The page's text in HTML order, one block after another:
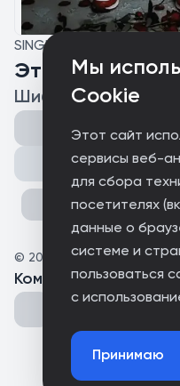
Мы
Cookie
Этот сайт
сервисы веб-
для сбора
посетителях
данные о
системе и
пользоваться
с
Принимаю
SINGLE
Этого мало
Шибаев, Соната
© 2026 Шибаев
Комментарии(0 )